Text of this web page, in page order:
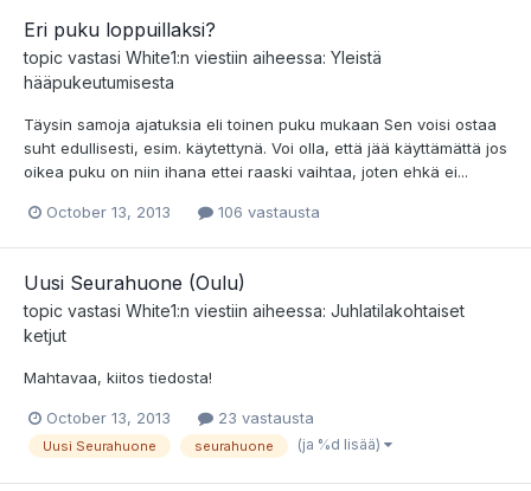
Eri puku loppuillaksi?
topic vastasi White1:n viestiin aiheessa: Yleistä
hääpukeutumisesta
Täysin samoja ajatuksia eli toinen puku mukaan Sen voisi ostaa
suht edullisesti, esim. käytettynä. Voi olla, että jää käyttämättä jos
oikea puku on niin ihana ettei raaski vaihtaa, joten ehkä ei...
October 13, 2013 106 vastausta
Uusi Seurahuone (Oulu)
topic vastasi White1:n viestiin aiheessa: Juhlatilakohtaiset
ketjut
Mahtavaa, kiitos tiedosta!
October 13, 2013 23 vastausta
Uusi Seurahuone seurahuone (ja %d lisää)